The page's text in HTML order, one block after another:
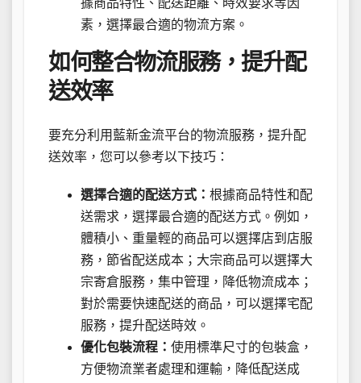
據商品特性、配送距離、時效要求等因
素，選擇最合適的物流方案。
如何整合物流服務，提升配
送效率
要充分利用藍新金流平台的物流服務，提升配
送效率，您可以參考以下技巧：
選擇合適的配送方式： 根據商品特性和配
送需求，選擇最合適的配送方式。例如，
體積小、重量輕的商品可以選擇店到店服
務，節省配送成本；大宗商品可以選擇大
宗寄倉服務，集中管理，降低物流成本；
對於需要快速配送的商品，可以選擇宅配
服務，提升配送時效。
優化包裝流程： 使用標準尺寸的包裝盒，
方便物流業者處理和運輸，降低配送成